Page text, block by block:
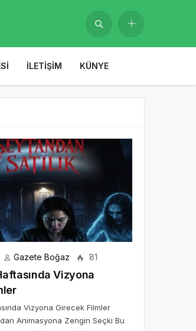
İLETIŞIM KÜNYE
Gazete Boğaz 81
Vizyona
Vizyona Girecek Filmler
Animasyona Zengin Seçki Bu